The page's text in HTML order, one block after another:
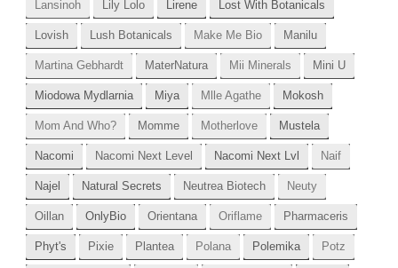
Lansinoh Lily Lolo Lirene Lost With Botanicals
Lovish Lush Botanicals Make Me Bio Manilu
Martina Gebhardt MaterNatura Mii Minerals Mini U
Miodowa Mydlarnia Miya Mlle Agathe Mokosh
Mom And Who? Momme Motherlove Mustela
Nacomi Nacomi Next Level Nacomi Next Lvl Naif
Najel Natural Secrets Neutrea Biotech Neuty
Oillan OnlyBio Orientana Oriflame Pharmaceris
Phyt's Pixie Plantea Polana Polemika Potz